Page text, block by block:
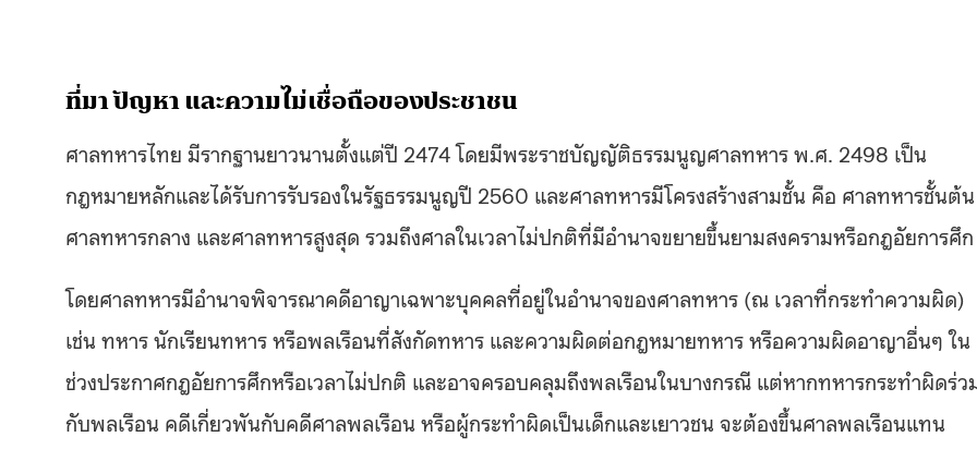
ที่มา ปัญหา และความไม่เชื่อถือของประชาชน
ศาลทหารไทย มีรากฐานยาวนานตั้งแต่ปี 2474 โดยมีพระราชบัญญัติธรรมนูญศาลทหาร พ.ศ. 2498 เป็น
กฎหมายหลักและได้รับการรับรองในรัฐธรรมนูญปี 2560 และศาลทหารมีโครงสร้างสามชั้น คือ ศาลทหารชั้นต้น
ศาลทหารกลาง และศาลทหารสูงสุด รวมถึงศาลในเวลาไม่ปกติที่มีอำนาจขยายขึ้นยามสงครามหรือกฎอัยการศึก
โดยศาลทหารมีอำนาจพิจารณาคดีอาญาเฉพาะบุคคลที่อยู่ในอำนาจของศาลทหาร (ณ เวลาที่กระทำความผิด)
เช่น ทหาร นักเรียนทหาร หรือพลเรือนที่สังกัดทหาร และความผิดต่อกฎหมายทหาร หรือความผิดอาญาอื่นๆ ใน
ช่วงประกาศกฎอัยการศึกหรือเวลาไม่ปกติ และอาจครอบคลุมถึงพลเรือนในบางกรณี แต่หากทหารกระทำผิดร่ว
กับพลเรือน คดีเกี่ยวพันกับคดีศาลพลเรือน หรือผู้กระทำผิดเป็นเด็กและเยาวชน จะต้องขึ้นศาลพลเรือนแทน